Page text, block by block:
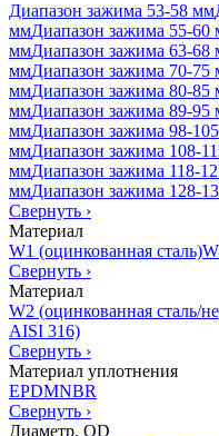
Диапазон зажима 53-58 мм
ммДиапазон зажима 55-60
ммДиапазон зажима 63-68
ммДиапазон зажима 70-75
ммДиапазон зажима 80-85
ммДиапазон зажима 89-95
ммДиапазон зажима 98-
ммДиапазон зажима 108-
ммДиапазон зажима 118-
ммДиапазон зажима 128-
Свернуть ›
Материал
W1 (оцинкованная сталь)
Свернуть ›
Материал
W2 (оцинкованная сталь/
AISI 316)
Свернуть ›
Материал уплотнения
EPDMNBR
Свернуть ›
Диаметр, OD